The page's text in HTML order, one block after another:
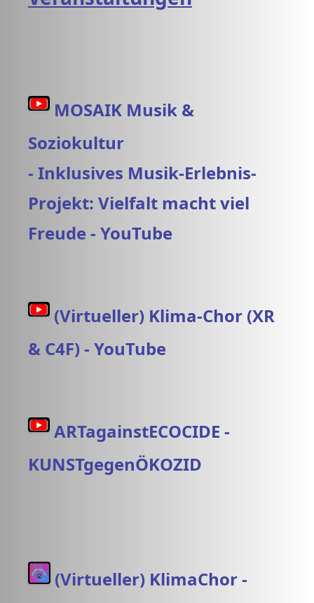
MOSAIK Musik &
Soziokultur
- Inklusives Musik-Erlebnis-
Projekt: Vielfalt macht viel
Freude - YouTube
(Virtueller) Klima-Chor (XR
& C4F) - YouTube
ARTagainstECOCIDE -
KUNSTgegenÖKOZID
(Virtueller) KlimaChor -